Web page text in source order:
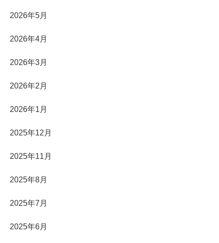
2026年5月
2026年4月
2026年3月
2026年2月
2026年1月
2025年12月
2025年11月
2025年8月
2025年7月
2025年6月